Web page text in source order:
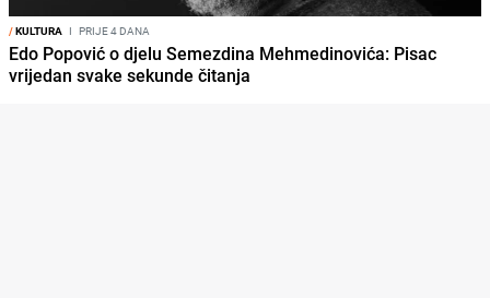
/KULTURA I PRIJE 4 DANA
Edo Popović o djelu Semezdina Mehmedinovića: Pisac
vrijedan svake sekunde čitanja